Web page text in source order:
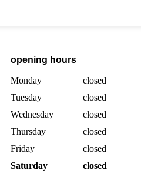
opening hours
Monday
closed
Tuesday
closed
Wednesday
closed
Thursday
closed
Friday
closed
Saturday
closed